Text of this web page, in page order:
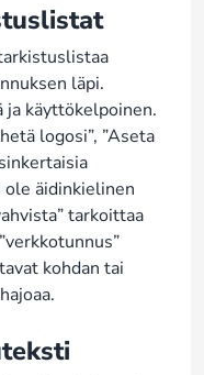
läpi.
ja käyttökelpoinen.
logosi”, ”Aseta
äidinkielinen
tarkoittaa
kohdan tai